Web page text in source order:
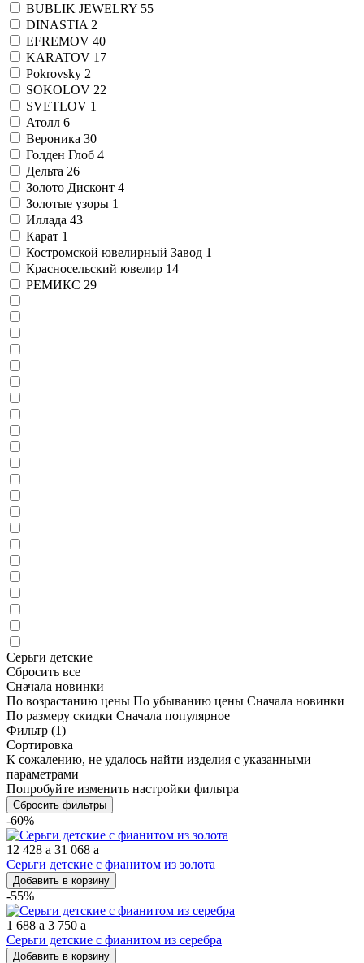
BUBLIK JEWELRY 55
DINASTIA 2
EFREMOV 40
KARATOV 17
Pokrovsky 2
SOKOLOV 22
SVETLOV 1
Атолл 6
Вероника 30
Голден Глоб 4
Дельта 26
Золото Дисконт 4
Золотые узоры 1
Иллада 43
Карат 1
Костромской ювелирный Завод 1
Красносельский ювелир 14
РЕМИКС 29
Серьги детские
Сбросить все
Сначала новинки
По возрастанию цены По убыванию цены Сначала новинки
По размеру скидки Сначала популярное
Фильтр (1)
Сортировка
К сожалению, не удалось найти изделия с указанными
параметрами
Попробуйте изменить настройки фильтра
Сбросить фильтры
-60%
12 428 a 31 068 a
Серьги детские с фианитом из золота
Добавить в корзину
-55%
1 688 a 3 750 a
Серьги детские с фианитом из серебра
Добавить в корзину